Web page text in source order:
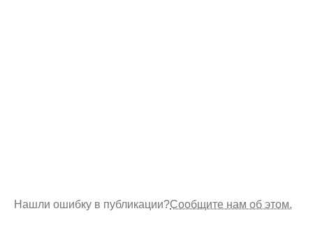
Нашли ошибку в публикации?Сообщите нам об этом.